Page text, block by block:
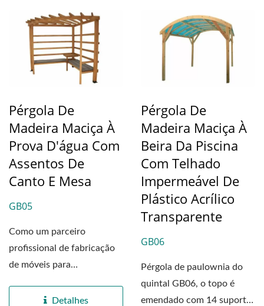
Pérgola De
Madeira Maciça À
Prova D'água Com
Assentos De
Canto E Mesa
GB05
Como um parceiro
profissional de fabricação
de móveis para
Detalhes
Pérgola De
Madeira Maciça À
Beira Da Piscina
Com Telhado
Impermeável De
Plástico Acrílico
Transparente
GB06
Pérgola de paulownia do
quintal GB06, o topo é
emendado com 14 suportes